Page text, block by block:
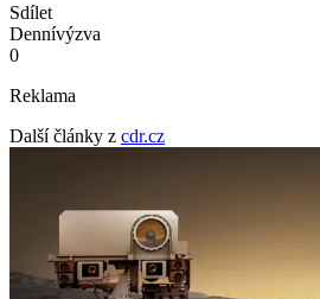
Sdílet
Dennívýzva
0
Reklama
Další články z cdr.cz